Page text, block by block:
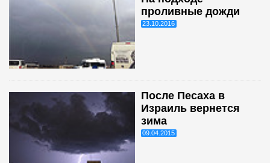
проливные дожди
23.10.2016
После Песаха в
Израиль вернется
зима
09.04.2015